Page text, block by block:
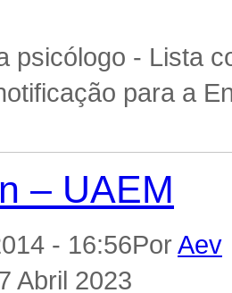
psicólogo - Lista
para a
– UAEM
- 16:56PorAev
Abril 2023